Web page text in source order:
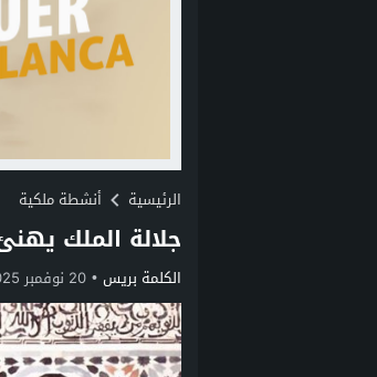
الرئيسية أنشطة ملكية
جلالة الملك
الكلمة بريس 20 نوفمبر 2025